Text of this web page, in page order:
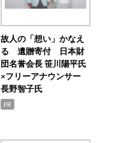
故人の「想い」かなえ
る 遺贈寄付 日本財
団名誉会長 笹川陽平氏
×フリーアナウンサー
長野智子氏
PR